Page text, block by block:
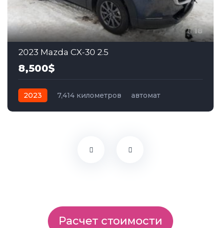
18
2023 Mazda CX-30 2.5
8,500$
2023 7,414 километров
автомат
Расчет стоимости